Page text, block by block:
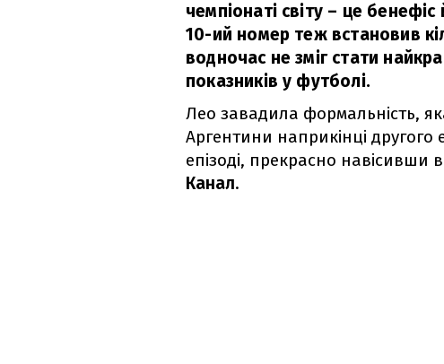
чемпіонаті світу – це
10-ий номер теж встановив
водночас не зміг стати
показників у футболі.
Лео завадила формальність,
Аргентини наприкінці другого
епізоді, прекрасно навісивши
Канал.